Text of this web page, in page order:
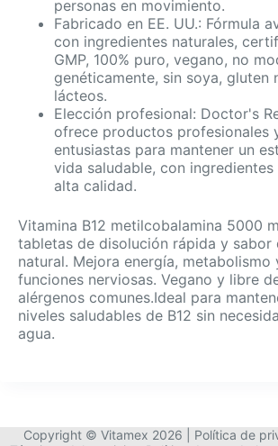
personas en movimiento.
Fabricado en EE. UU.: Fórmula
con ingredientes naturales,
GMP, 100% puro, vegano, no
genéticamente, sin soya, gluten
lácteos.
Elección profesional: Doctor's
ofrece productos profesionales
entusiastas para mantener un
vida saludable, con ingredientes
alta calidad.
Vitamina B12 metilcobalamina 5000
tabletas de disolución rápida y sabor
natural. Mejora energía, metabolismo
funciones nerviosas. Vegano y libre
alérgenos comunes.Ideal para
niveles saludables de B12 sin
agua.
Copyright © Vitamex 2026 | Política de